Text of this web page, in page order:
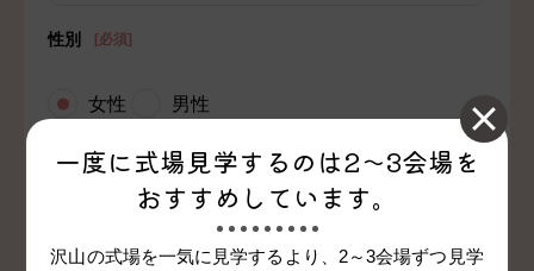
性別 [必須]
女性 男性
ご質問など
一度に式場見学するのは2～3会場を
おすすめしています。
沢山の式場を一気に見学するより、2～3会場ずつ見学